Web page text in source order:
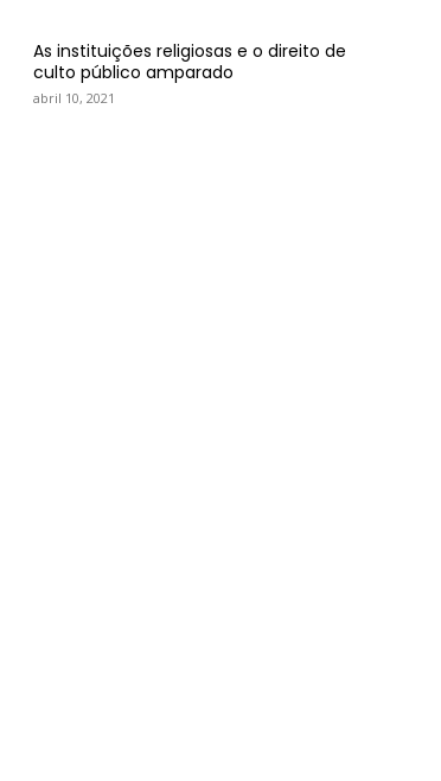
As instituições religiosas e o direito de
culto público amparado
abril 10, 2021